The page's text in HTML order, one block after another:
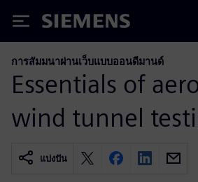
Siemens
การสัมมนาผ่านเว็บแบบออนดีมานด์
Essentials of
wind tunnel
แบ่งปัน